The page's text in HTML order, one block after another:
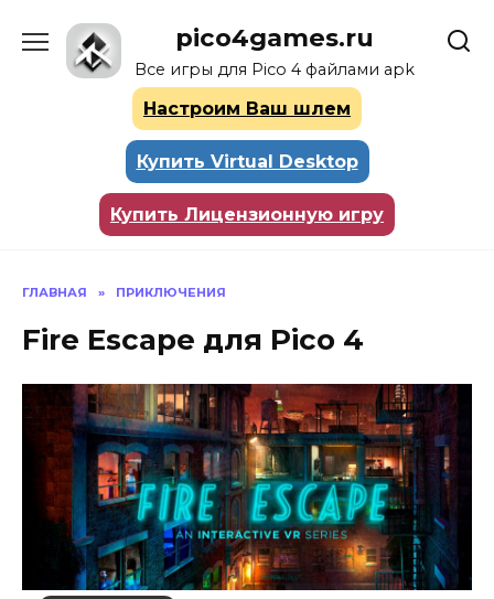
содержанию
pico4games.ru
Все игры для Pico 4 файлами apk
Настроим Ваш шлем
Купить Virtual Desktop
Купить Лицензионную игру
ГЛАВНАЯ » ПРИКЛЮЧЕНИЯ
Fire Escape для Pico 4